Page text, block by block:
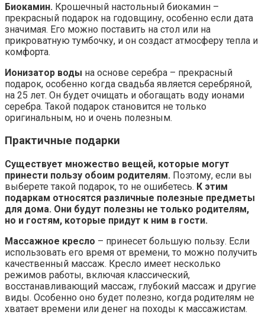
Биокамин. Крошечный настольный биокамин –
прекрасный подарок на годовщину, особенно если дата
значимая. Его можно поставить на стол или на
прикроватную тумбочку, и он создаст атмосферу тепла и
комфорта.
Ионизатор воды на основе серебра – прекрасный
подарок, особенно когда свадьба является серебряной,
на 25 лет. Он будет очищать и обогащать воду ионами
серебра. Такой подарок становится не только
оригинальным, но и очень полезным.
Практичные подарки
Существует множество вещей, которые могут
принести пользу обоим родителям. Поэтому, если вы
выберете такой подарок, то не ошибетесь. К этим
подаркам относятся различные полезные предметы
для дома. Они будут полезны не только родителям,
но и гостям, которые придут к ним в гости.
Массажное кресло – принесет большую пользу. Если
использовать его время от времени, то можно получить
качественный массаж. Кресло имеет несколько
режимов работы, включая классический,
восстанавливающий массаж, глубокий массаж и другие
виды. Особенно оно будет полезно, когда родителям не
хватает времени или денег на походы к массажистам.